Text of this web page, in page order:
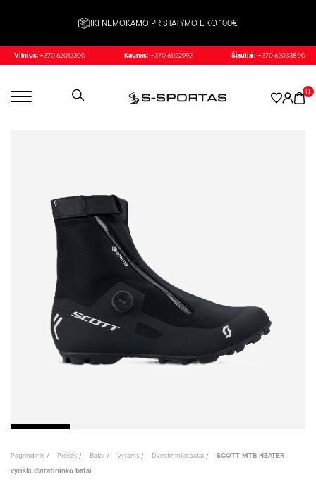
IKI NEMOKAMO PRISTATYMO LIKO 100€
Vilnius: +370 62012300 Kaunas: +370 61122992 Šiauliai: +370 62033800
0
Pagrindinis Prekės Batai Vyrams Dviratininko batai
SCOTT MTB HEATER
vyriški dviratininko batai